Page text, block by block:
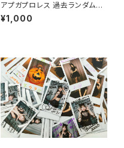
アプガプロレス 過去ランダムチ
ェキ
¥1,000